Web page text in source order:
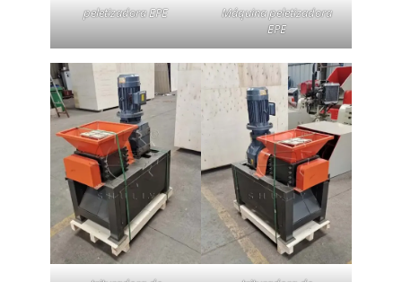
peletizadora EPE
Máquina peletizadora
EPE